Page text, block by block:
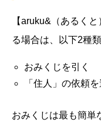
【aruku&（あるく
る場合は、以下2種
おみくじを引く
「住人」の依頼
おみくじは最も簡単